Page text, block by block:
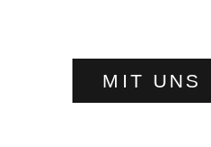
MIT UNS